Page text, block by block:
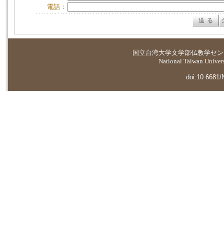
電話：
国立台湾大学文学部仏教学セ
National Taiwan
doi:10.6681/